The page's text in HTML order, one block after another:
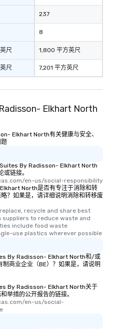
尺
尺
237
8
1,800 平方英尺
7,201 平方英尺
Elkhart North
Elkhart North有关健康与安全、
By Radisson- Elkhart North
链接。
en-us/social-responsibility
North是否有专注于消除和转
？如果是，请详细说明消除和转移废
recycle and share best
suppliers to reduce waste and
include food waste
use plastics wherever possible
By Radisson- Elkhart North和/或
商业企业（BE）？如果是，请说明
By Radisson- Elkhart North关于
举措的公开报告的链接。
en-us/social-